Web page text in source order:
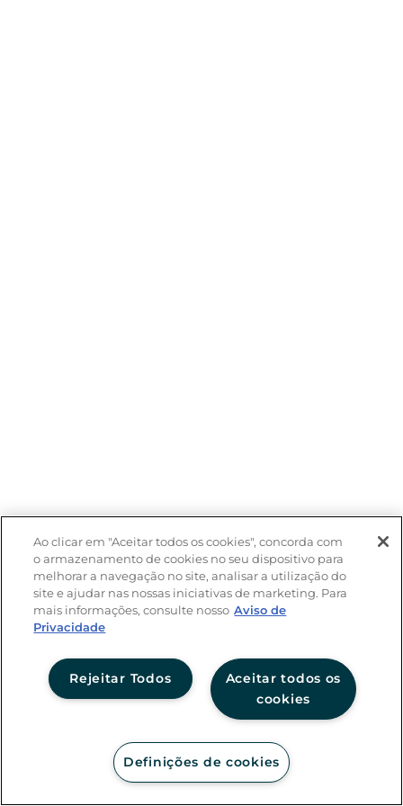
Ao clicar em "Aceitar todos os cookies", concorda com
o armazenamento de cookies no seu dispositivo para
melhorar a navegação no site, analisar a utilização do
site e ajudar nas nossas iniciativas de marketing. Para
mais informações, consulte nosso Aviso de
Privacidade
Aceitar todos os
cookies
Rejeitar Todos
Definições de cookies